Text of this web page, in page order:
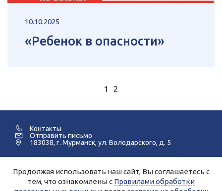
10.10.2025
«Ребенок в опасности»
1 2
Контакты
Отправить письмо
183038, г. Мурманск, ул. Володарского, д. 5
©2005-2026 Мурманский Педагогический Колледж.
Продолжая использовать наш сайт, Вы соглашаетесь с
тем, что ознакомлены с Правилами обработки